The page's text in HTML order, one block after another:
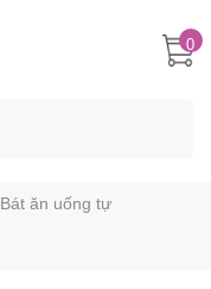
0
Bát ăn uống tự